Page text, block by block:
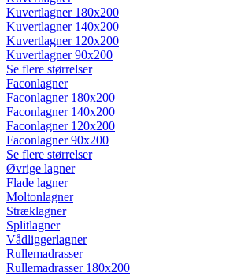
Kuvertlagner 180x200
Kuvertlagner 140x200
Kuvertlagner 120x200
Kuvertlagner 90x200
Se flere størrelser
Faconlagner
Faconlagner 180x200
Faconlagner 140x200
Faconlagner 120x200
Faconlagner 90x200
Se flere størrelser
Øvrige lagner
Flade lagner
Moltonlagner
Stræklagner
Splitlagner
Vådliggerlagner
Rullemadrasser
Rullemadrasser 180x200